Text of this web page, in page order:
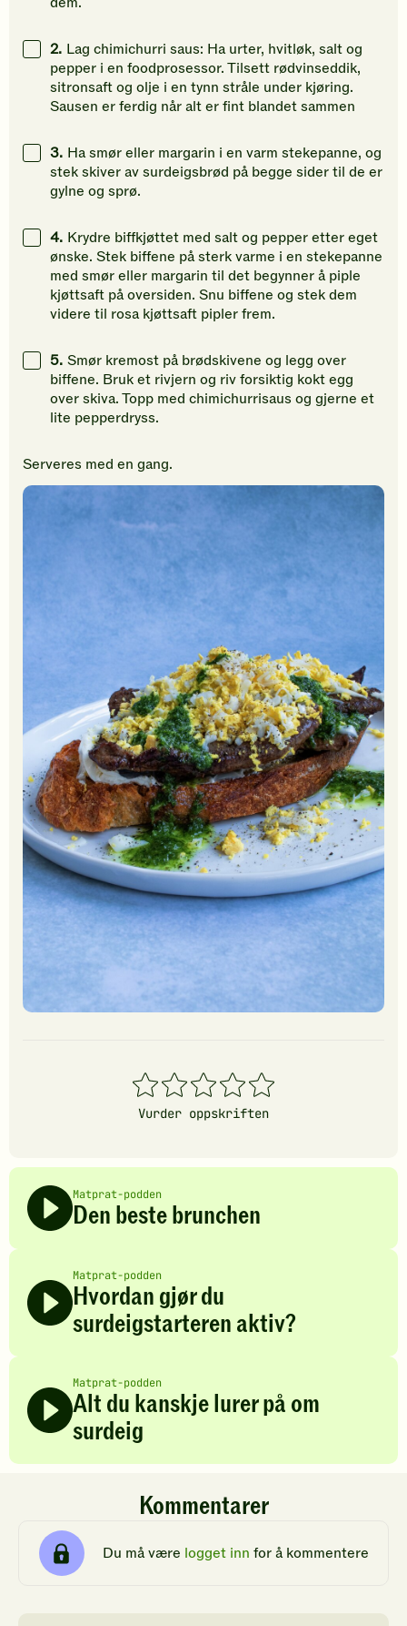
vurdering.
2. Lag chimichurri saus: Ha urter, hvitløk, salt og
pepper i en foodprosessor. Tilsett rødvinseddik,
sitronsaft og olje i en tynn stråle under kjøring.
Sausen er ferdig når alt er fint blandet sammen
3. Ha smør eller margarin i en varm stekepanne, og
stek skiver av surdeigsbrød på begge sider til de er
gylne og sprø.
4. Krydre biffkjøttet med salt og pepper etter eget
ønske. Stek biffene på sterk varme i en stekepanne
med smør eller margarin til det begynner å piple
kjøttsaft på oversiden. Snu biffene og stek dem
videre til rosa kjøttsaft pipler frem.
5. Smør kremost på brødskivene og legg over
biffene. Bruk et rivjern og riv forsiktig kokt egg
over skiva. Topp med chimichurrisaus og gjerne et
lite pepperdryss.
Serveres med en gang.
1
stjerner
2
stjerner
3
stjerner
4
stjerner
5
stjerner
Vurder oppskriften
Matprat-podden
Den beste brunchen
Matprat-podden
Hvordan gjør du
surdeigstarteren aktiv?
Matprat-podden
Alt du kanskje lurer på om
surdeig
Kommentarer
Du må være logget inn for å kommentere